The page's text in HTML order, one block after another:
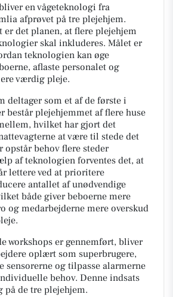
en vågeteknologi fra
afprøvet på tre plejehjem.
er det planen, at flere plejehjem
skal inkluderes. Målet er
teknologien kan øge
aflaste personalet og
værdig pleje.
deltager som et af de første i
består plejehjemmet af flere huse
hvilket har gjort det
at være til stede det
opstår behov flere steder
af teknologien forventes det, at
lettere ved at prioritere
antallet af unødvendige
både giver beboerne mere
og medarbejderne mere overskud
workshops er gennemført, bliver
oplært som superbrugere,
sensorerne og tilpasse alarmerne
behov. Denne indsats
på de tre plejehjem.